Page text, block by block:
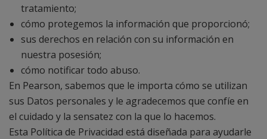
tratamiento;
cómo protegemos la información que proporcionó;
sus derechos en relación con su información en
nuestra posesión;
cómo notificar todo abuso.
En Pearson, sabemos que le importa cómo se utilizan
sus Datos personales y le agradecemos que confíe en
el cuidado y la sensatez con la que lo hacemos.
Esta Política de Privacidad está diseñada para ayudarle